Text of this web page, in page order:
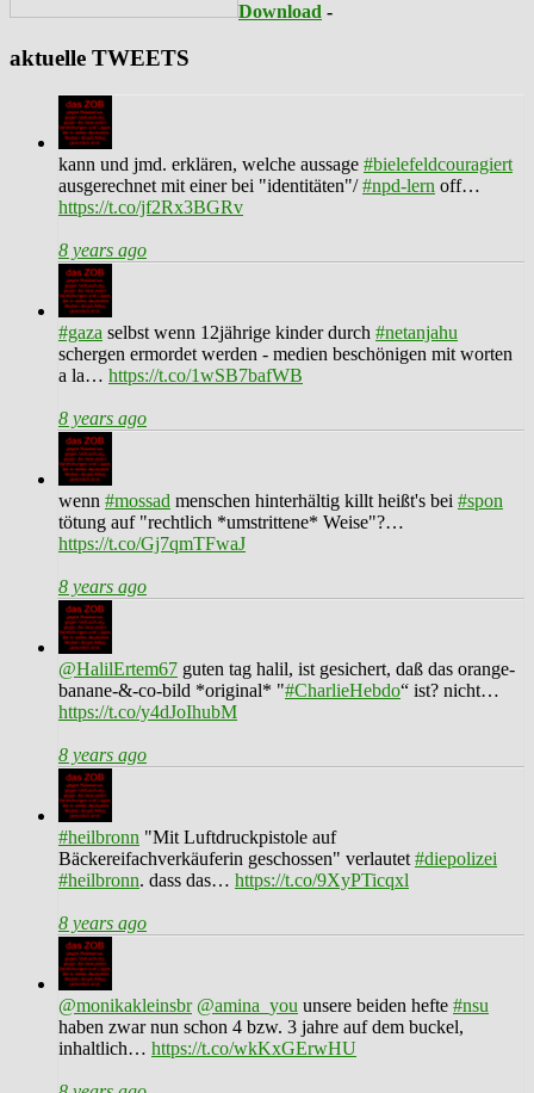
Download -
aktuelle TWEETS
kann und jmd. erklären, welche aussage #bielefeldcouragiert
ausgerechnet mit einer bei "identitäten"/#npd-lern off…
https://t.co/jf2Rx3BGRv
8 years ago
#gaza selbst wenn 12jährige kinder durch #netanjahu
schergen ermordet werden - medien beschönigen mit worten
a la… https://t.co/1wSB7bafWB
8 years ago
wenn #mossad menschen hinterhältig killt heißt's bei #spon
tötung auf "rechtlich *umstrittene* Weise"?…
https://t.co/Gj7qmTFwaJ
8 years ago
@HalilErtem67 guten tag halil, ist gesichert, daß das orange-
banane-&-co-bild *original* "#CharlieHebdo“ ist? nicht…
https://t.co/y4dJoIhubM
8 years ago
#heilbronn "Mit Luftdruckpistole auf
Bäckereifachverkäuferin geschossen" verlautet #diepolizei
#heilbronn. dass das… https://t.co/9XyPTicqxl
8 years ago
@monikakleinsbr @amina_you unsere beiden hefte #nsu
haben zwar nun schon 4 bzw. 3 jahre auf dem buckel,
inhaltlich… https://t.co/wkKxGErwHU